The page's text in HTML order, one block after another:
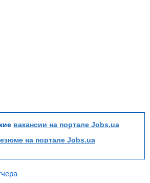
вакансии на портале Jobs.ua
на портале Jobs.ua